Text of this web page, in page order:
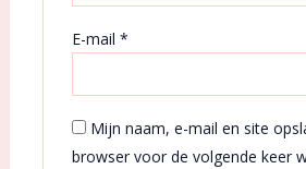
E-mail*
Mijn naam, e-mail en site
browser voor de volgende keer